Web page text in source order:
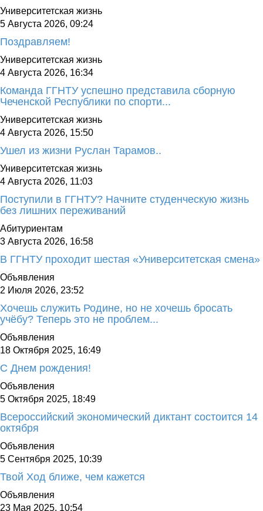
Университетская жизнь
5 Августа 2026, 09:24
Поздравляем!
Университетская жизнь
4 Августа 2026, 16:34
Команда ГГНТУ успешно представила сборную
Чеченской Республики по спорти...
Университетская жизнь
4 Августа 2026, 15:50
Ушел из жизни Руслан Тарамов..
Университетская жизнь
4 Августа 2026, 11:03
Поступили в ГГНТУ? Начните студенческую жизнь
без лишних переживаний
Абитуриентам
3 Августа 2026, 16:58
В ГГНТУ проходит шестая «Университетская смена»
Объявления
2 Июля 2026, 23:52
Хочешь служить Родине, но не хочешь бросать
учёбу? Теперь это не проблем...
Объявления
18 Октября 2025, 16:49
С Днем рождения!
Объявления
5 Октября 2025, 18:49
Всероссийский экономический диктант состоится 14
октября
Объявления
5 Сентября 2025, 10:39
Твой Ход ближе, чем кажется
Объявления
23 Мая 2025, 10:54